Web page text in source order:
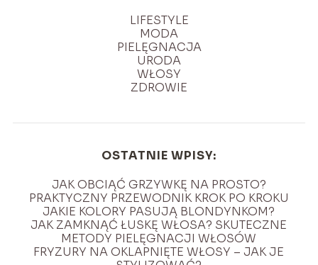
LIFESTYLE
MODA
PIELĘGNACJA
URODA
WŁOSY
ZDROWIE
OSTATNIE WPISY:
JAK OBCIĄĆ GRZYWKĘ NA PROSTO?
PRAKTYCZNY PRZEWODNIK KROK PO KROKU
JAKIE KOLORY PASUJĄ BLONDYNKOM?
JAK ZAMKNĄĆ ŁUSKĘ WŁOSA? SKUTECZNE
METODY PIELĘGNACJI WŁOSÓW
FRYZURY NA OKLAPNIĘTE WŁOSY – JAK JE